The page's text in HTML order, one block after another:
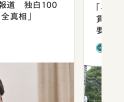
報道 独白100
真相」
「早
貫校へ
要だっ